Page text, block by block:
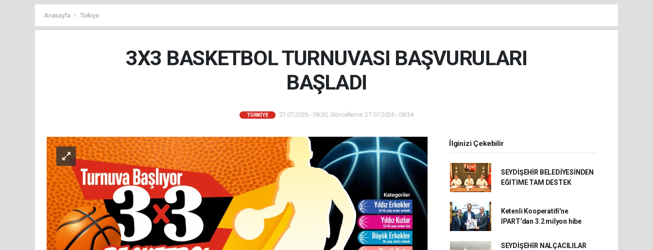
Anasayfa Türkiye
3X3 BASKETBOL TURNUVASI BAŞVURULARI
BAŞLADI
TÜRKIYE 27.07.2026 - 08:30, Güncelleme: 27.07.2026 - 08:34
İlginizi Çekebilir
SEYDİŞEHİR BELEDİYESİNDEN
EĞİTİME TAM DESTEK
Ketenli Kooperatifi'ne
İPART’dan 3.2 milyon hibe
SEYDİŞEHİR NALÇACILILAR